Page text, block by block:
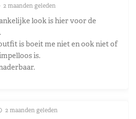
2 maanden geleden
look is hier voor de
is boeit me niet en ook niet of
is.
2 maanden geleden